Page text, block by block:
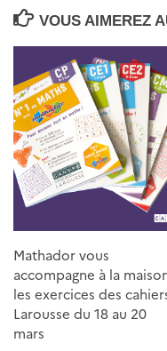
VOUS AIMEREZ
Mathador vous
accompagne à la
les exercices des
Larousse du 18 au 20
mars